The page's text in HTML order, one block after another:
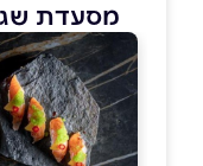
מסעדת שגב